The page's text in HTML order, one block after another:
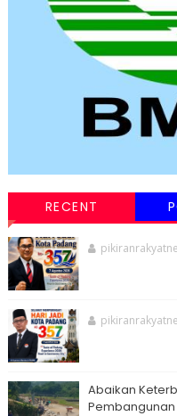
RECENT
Abaikan
Pembangunan